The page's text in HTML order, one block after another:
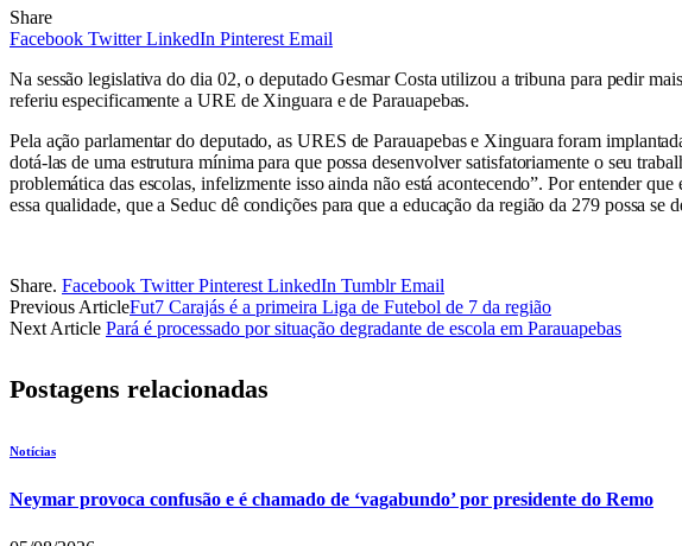
Share
Facebook Twitter LinkedIn Pinterest Email
Na sessão legislativa do dia 02, o deputado Gesmar Costa utilizou a tribuna para pedir
referiu especificamente a URE de Xinguara e de Parauapebas.
Pela ação parlamentar do deputado, as URES de Parauapebas e Xinguara foram
dotá-las de uma estrutura mínima para que possa desenvolver satisfatoriamente o seu
problemática das escolas, infelizmente isso ainda não está acontecendo”. Por entender
essa qualidade, que a Seduc dê condições para que a educação da região da 279 possa
Share. Facebook Twitter Pinterest LinkedIn Tumblr Email
Previous ArticleFut7 Carajás é a primeira Liga de Futebol de 7 da região
Next Article Pará é processado por situação degradante de escola em Parauapebas
Postagens relacionadas
Notícias
Neymar provoca confusão e é chamado de ‘vagabundo’ por presidente do Remo